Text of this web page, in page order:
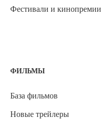
Фестивали и кинопремии
ФИЛЬМЫ
База фильмов
Новые трейлеры